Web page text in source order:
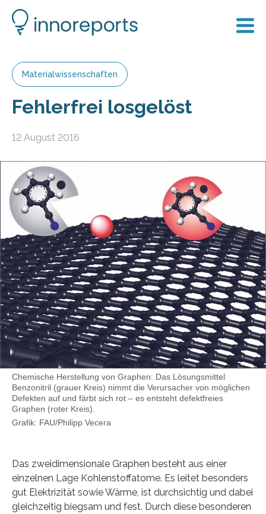
Materialwissenschaften
Fehlerfrei losgelöst
12 August 2016
Chemische Herstellung von Graphen: Das Lösungsmittel
Benzonitril (grauer Kreis) nimmt die Verursacher von möglichen
Defekten auf und färbt sich rot – es entsteht defektfreies
Graphen (roter Kreis).
Grafik: FAU/Philipp Vecera
Das zweidimensionale Graphen besteht aus einer
einzelnen Lage Kohlenstoffatome. Es leitet besonders
gut Elektrizität sowie Wärme, ist durchsichtig und dabei
gleichzeitig biegsam und fest. Durch diese besonderen